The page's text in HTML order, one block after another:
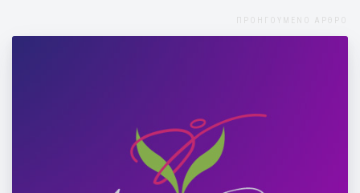
ΠΡΟΗΓΟΥΜΕΝΟ ΑΡΘΡΟ